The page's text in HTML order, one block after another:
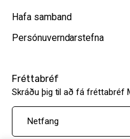
Hafa samband
Persónuverndarstefna
Fréttabréf
Skráðu þig til að fá fréttabréf